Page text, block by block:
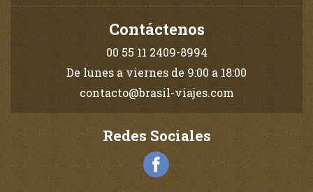
Contáctenos
00 55 11 2409-8994
De lunes a viernes de 9:00 a 18:00
contacto@brasil-viajes.com
Redes Sociales